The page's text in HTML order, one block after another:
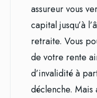
assureur vous
capital jusqu’à
retraite. Vous
de votre rente
d’invalidité à
déclenche. Mais